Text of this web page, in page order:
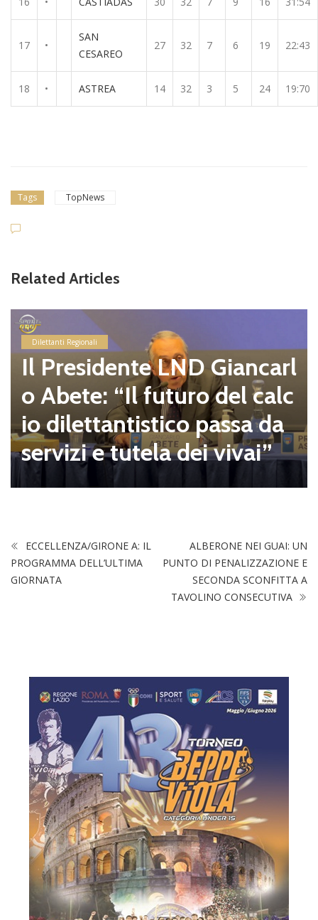
17 •
SAN
CESAREO
27 32 7 6 19 22:43
18 • ASTREA 14 32 3 5 24 19:70
Tags TopNews
Related Articles
Dilettanti Regionali
Il Presidente LND Giancarl
o Abete: “Il futuro del calc
io dilettantistico passa da
servizi e tutela dei vivai”
ECCELLENZA/GIRONE A: IL
PROGRAMMA DELL’ULTIMA
GIORNATA
ALBERONE NEI GUAI: UN
PUNTO DI PENALIZZAZIONE E
SECONDA SCONFITTA A
TAVOLINO CONSECUTIVA